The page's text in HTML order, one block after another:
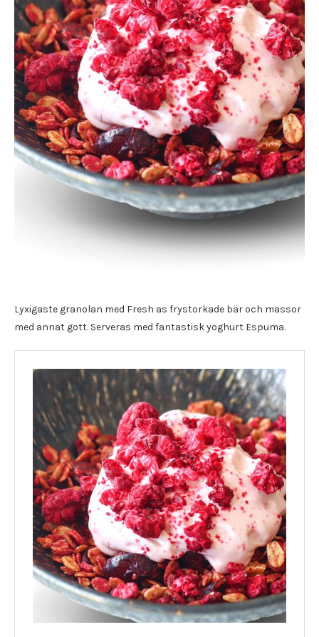
Lyxigaste granolan med Fresh as frystorkade bär och massor
med annat gott. Serveras med fantastisk yoghurt Espuma.